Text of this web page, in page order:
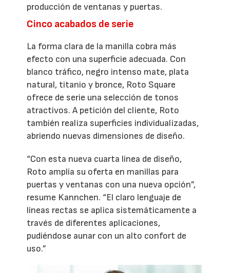
producción de ventanas y puertas.
Cinco acabados de serie
La forma clara de la manilla cobra más
efecto con una superficie adecuada. Con
blanco tráfico, negro intenso mate, plata
natural, titanio y bronce, Roto Square
ofrece de serie una selección de tonos
atractivos. A petición del cliente, Roto
también realiza superficies individualizadas,
abriendo nuevas dimensiones de diseño.
“Con esta nueva cuarta línea de diseño,
Roto amplía su oferta en manillas para
puertas y ventanas con una nueva opción”,
resume Kannchen. “El claro lenguaje de
líneas rectas se aplica sistemáticamente a
través de diferentes aplicaciones,
pudiéndose aunar con un alto confort de
uso.”